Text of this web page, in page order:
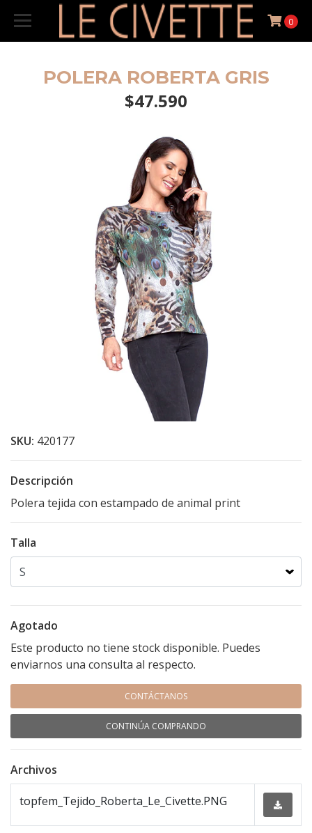
0
POLERA ROBERTA GRIS
$47.590
SKU: 420177
Descripción
Polera tejida con estampado de animal print
Talla
Agotado
Este producto no tiene stock disponible. Puedes
enviarnos una consulta al respecto.
CONTÁCTANOS
CONTINÚA COMPRANDO
Archivos
topfem_Tejido_Roberta_Le_Civette.PNG